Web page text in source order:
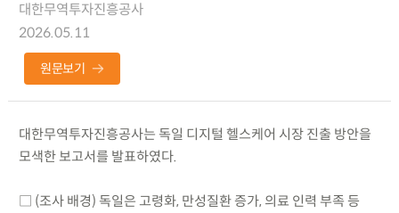
대한무역투자진흥공사
2026.05.11
원문보기
대한무역투자진흥공사는 독일 디지털 헬스케어 시장 진출 방안을
모색한 보고서를 발표하였다.
□ (조사 배경) 독일은 고령화, 만성질환 증가, 의료 인력 부족 등